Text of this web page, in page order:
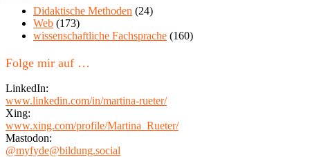
Didaktische Methoden (24)
Web (173)
wissenschaftliche Fachsprache (160)
Folge mir auf …
LinkedIn:
www.linkedin.com/in/martina-rueter/
Xing:
www.xing.com/profile/Martina_Rueter/
Mastodon:
@myfyde@bildung.social